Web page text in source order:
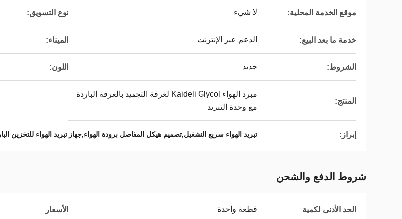
موقع الخدمة المحلية: لا شيء نوع التسويق:
خدمة ما بعد البيع: الدعم عبر الإنترنت الميناء:
الشروط: جديد اللون:
المنتج:
مبرد الهواء Kaideli Glycol لغرفة التجميد بالغرفة الباردة
مع وحدة التبريد
إبراز: تبريد الهواء سريع التشغيل,تصميم هيكل المفاصل برودة الهواء,جهاز تبريد الهواء للتخزين
شروط الدفع والشحن
الحد الأدنى لكمية قطعة واحدة الأسعار